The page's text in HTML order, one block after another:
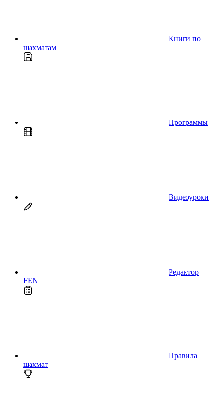
Книги по
шахматам
Программы
Видеоуроки
Редактор
FEN
Правила
шахмат